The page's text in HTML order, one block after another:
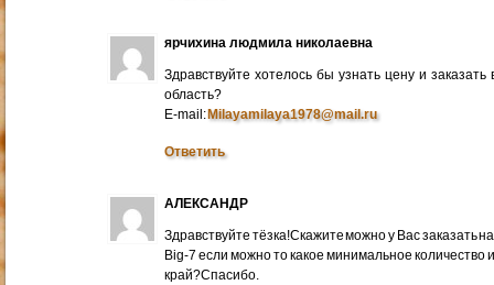
ярчихина людмила николаевна
Здравствуйте хотелось бы узнать цену и
область?
E-mail:Milayamilaya1978@mail.ru
Ответить
АЛЕКСАНДР
Здравствуйте тёзка!Скажите можно у Вас заказать
Big-7 если можно то какое минимальное количество
край?Спасибо.